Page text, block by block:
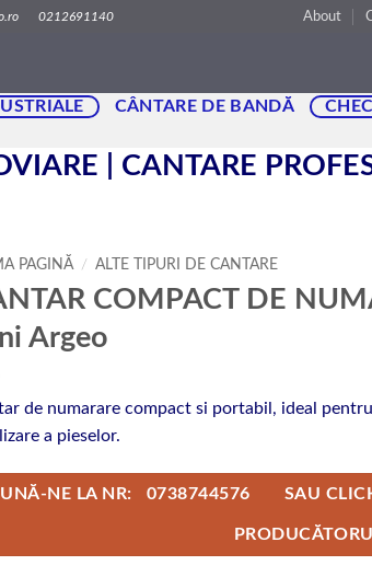
0212691140 About
CÂNTARE DE BANDĂ
| CANTARE
PAGINĂ / ALTE TIPURI DE CANTARE
COMPACT DE
Argeo
de numarare compact si portabil, ideal
a pieselor.
NE LA NR: 0738744576 SAU CLICK